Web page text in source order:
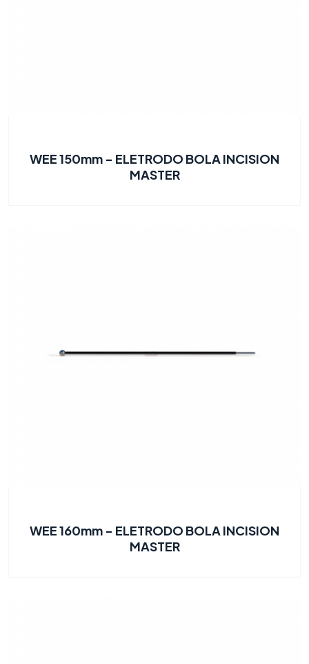
WEE 150mm - ELETRODO BOLA INCISION
MASTER
WEE 160mm - ELETRODO BOLA INCISION
MASTER